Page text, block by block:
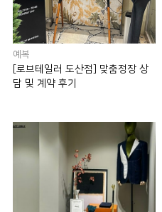
예복
[로브테일러 도산점] 맞춤정장 상
담 및 계약 후기